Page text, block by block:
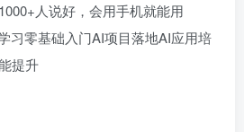
人说好，会用手机就能用
习零基础入门AI项目落地AI应用培
提升